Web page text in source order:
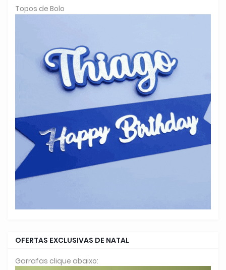
Topos de Bolo
OFERTAS EXCLUSIVAS DE NATAL
Garrafas clique abaixo: